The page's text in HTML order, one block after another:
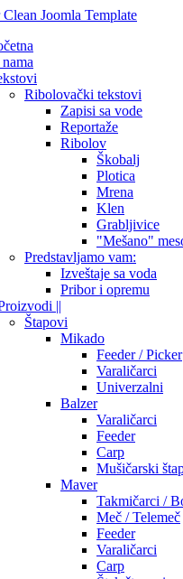
Ribolovački tekstovi
Zapisi sa vode
Reportaže
Ribolov
Škobalj
Plotica
Mrena
Klen
Grabljivice
"Mešano"
Predstavljamo vam:
Izveštaje sa voda
Pribor i opremu
||
Štapovi
Mikado
Feeder / Picker
Varaličarci
Univerzalni
Balzer
Varaličarci
Feeder
Carp
Mušičarski
Maver
Takmičarci /
Meč / Telemeč
Feeder
Varaličarci
Carp